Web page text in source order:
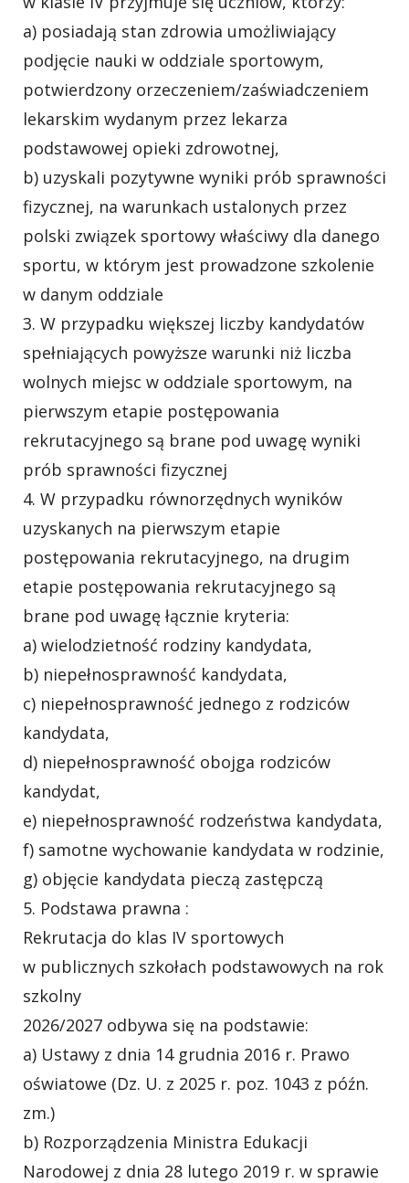
a) posiadają stan zdrowia umożliwiający
podjęcie nauki w oddziale sportowym,
potwierdzony orzeczeniem/zaświadczeniem
lekarskim wydanym przez lekarza
podstawowej opieki zdrowotnej,
b) uzyskali pozytywne wyniki prób sprawności
fizycznej, na warunkach ustalonych przez
polski związek sportowy właściwy dla danego
sportu, w którym jest prowadzone szkolenie
w danym oddziale
3. W przypadku większej liczby kandydatów
spełniających powyższe warunki niż liczba
wolnych miejsc w oddziale sportowym, na
pierwszym etapie postępowania
rekrutacyjnego są brane pod uwagę wyniki
prób sprawności fizycznej
4. W przypadku równorzędnych wyników
uzyskanych na pierwszym etapie
postępowania rekrutacyjnego, na drugim
etapie postępowania rekrutacyjnego są
brane pod uwagę łącznie kryteria:
a) wielodzietność rodziny kandydata,
b) niepełnosprawność kandydata,
c) niepełnosprawność jednego z rodziców
kandydata,
d) niepełnosprawność obojga rodziców
kandydat,
e) niepełnosprawność rodzeństwa kandydata,
f) samotne wychowanie kandydata w rodzinie,
g) objęcie kandydata pieczą zastępczą
5. Podstawa prawna :
Rekrutacja do klas IV sportowych
w publicznych szkołach podstawowych na rok
szkolny
2026/2027 odbywa się na podstawie:
a) Ustawy z dnia 14 grudnia 2016 r. Prawo
oświatowe (Dz. U. z 2025 r. poz. 1043 z późn.
zm.)
b) Rozporządzenia Ministra Edukacji
Narodowej z dnia 28 lutego 2019 r. w sprawie